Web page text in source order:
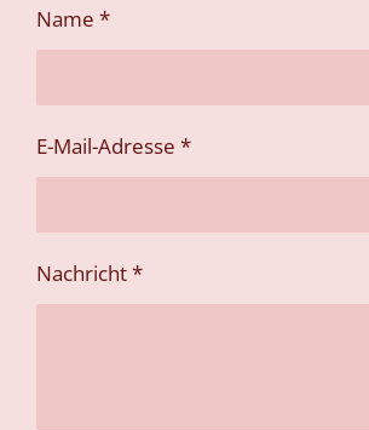
n
n
Name *
E-Mail-Adresse *
Nachricht *